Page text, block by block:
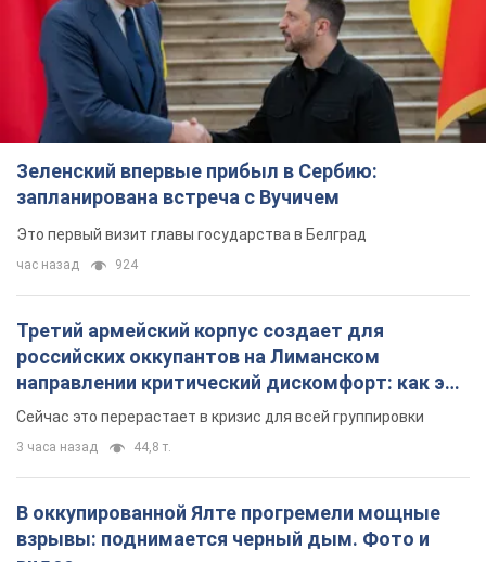
Это первый визит главы государства в Белград
час назад 924
Третий армейский корпус создает для
российских оккупантов на Лиманском
направлении критический дискомфорт: как это
удалось
Сейчас это перерастает в кризис для всей группировки
3 часа назад 44,8 т.
В оккупированной Ялте прогремели мощные
взрывы: поднимается черный дым. Фото и
видео
Город, вероятно, подвергся атаке дронов
6 часов назад 7,8 т.